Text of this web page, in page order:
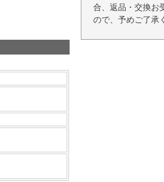
合、返品・交換お
ので、予めご了承